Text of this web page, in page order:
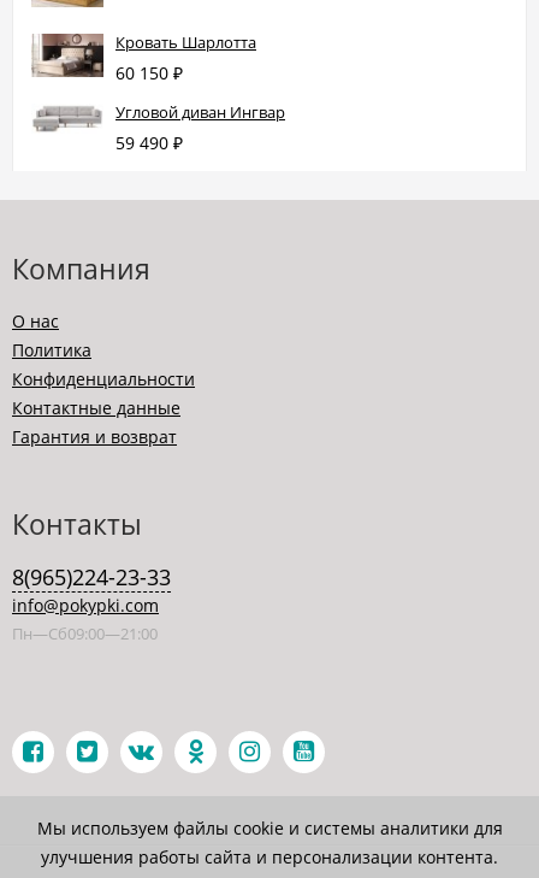
Кровать Шарлотта
60 150 ₽
Угловой диван Ингвар
59 490 ₽
Компания
О нас
Политика
Конфиденциальности
Контактные данные
Гарантия и возврат
Контакты
8(965)224-23-33
info@pokypki.com
Пн—Сб09:00—21:00
Мы используем файлы cookie и системы аналитики для
улучшения работы сайта и персонализации контента.